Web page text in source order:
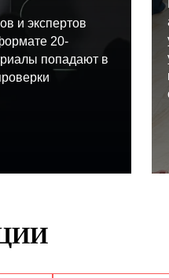
и экспертов
20-
попадают в